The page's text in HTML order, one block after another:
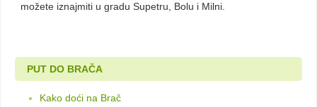
možete iznajmiti u gradu Supetru, Bolu i Milni.
PUT DO BRAČA
Kako doći na Brač